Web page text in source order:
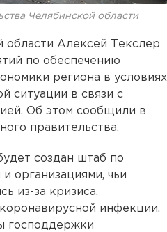
Челябинской области
области Алексей Текслер
по обеспечению
региона в условиях
ситуации в связи с
Об этом сообщили в
правительства.
создан штаб по
организациями, чьи
из-за кризиса,
инфекции.
господдержки